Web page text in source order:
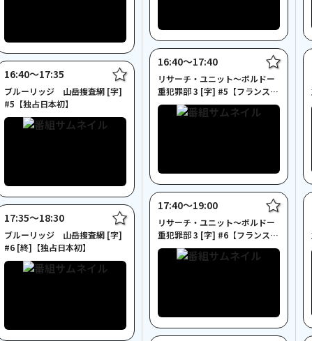
16:40〜17:35
ブルーリッジ 山岳捜査網 [字]
#5【独占日本初】
17:35〜18:30
ブルーリッジ 山岳捜査網 [字]
#6 [終]【独占日本初】
16:40〜17:40
リサーチ・ユニット～ボルドー
重犯罪部 3 [字] #5【フランスド
ラマ特集】
17:40〜19:00
リサーチ・ユニット～ボルドー
重犯罪部 3 [字] #6【フランスド
ラマ特集】